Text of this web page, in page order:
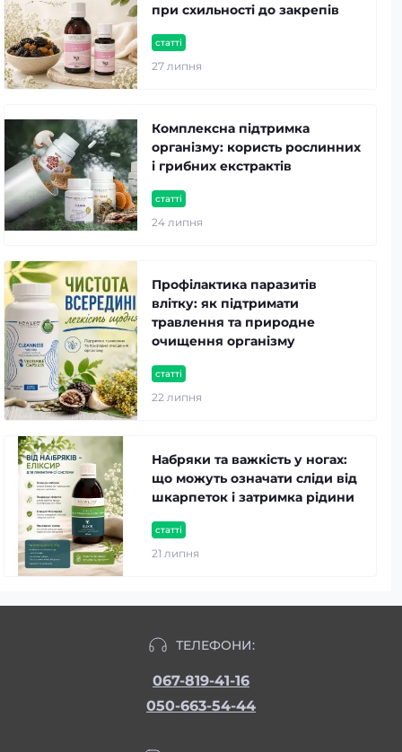
статті
27 липня
при схильності до закрепів
статті
24 липня
Комплексна підтримка
організму: користь рослинних
і грибних екстрактів
статті
22 липня
Профілактика паразитів
влітку: як підтримати
травлення та природне
очищення організму
статті
21 липня
Набряки та важкість у ногах:
що можуть означати сліди від
шкарпеток і затримка рідини
ТЕЛЕФОНИ:
067-819-41-16
050-663-54-44